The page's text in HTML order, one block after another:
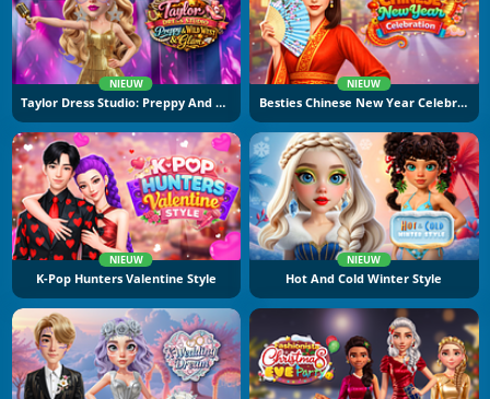
NIEUW
Taylor Dress Studio: Preppy And Wild West Glam
NIEUW
Besties Chinese New Year Celebration
NIEUW
K-Pop Hunters Valentine Style
NIEUW
Hot And Cold Winter Style